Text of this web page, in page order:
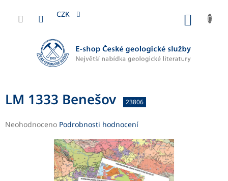
obsah
CZK
LM 1333 Benešov 23806
Průměrné
Neohodnoceno Podrobnosti hodnocení